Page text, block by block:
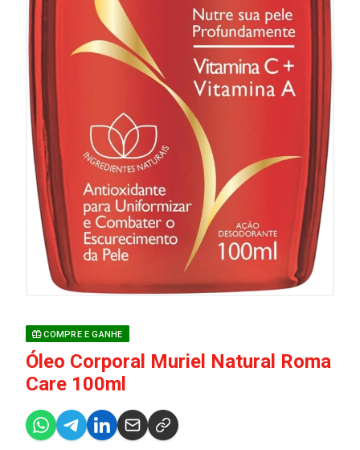
COMPRE E GANHE
Óleo Corporal Muriel Natural Roma
Care 100ml